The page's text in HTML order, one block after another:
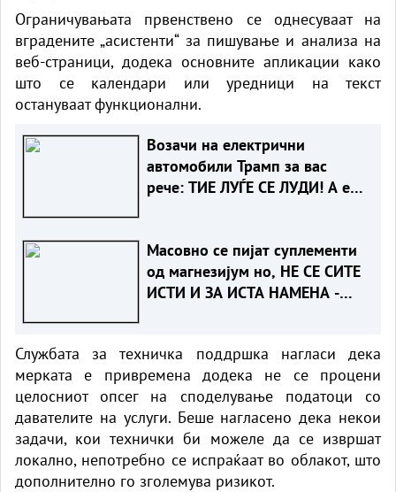
Ограничувањата првенствено се однесуваат на
вградените „асистенти“ за пишување и анализа на
веб-страници, додека основните апликации како
што се календари или уредници на текст
остануваат функционални.
Возачи на електрични
автомобили Трамп за вас
рече: ТИЕ ЛУЃЕ СЕ ЛУДИ! А еве
Масовно се пијат суплементи
од магнезијум но, НЕ СЕ СИТЕ
ИСТИ И ЗА ИСТА НАМЕНА -
Службата за техничка поддршка нагласи дека
мерката е привремена додека не се процени
целосниот опсег на споделување податоци со
давателите на услуги. Беше нагласено дека некои
задачи, кои технички би можеле да се извршат
локално, непотребно се испраќаат во облакот, што
дополнително го зголемува ризикот.